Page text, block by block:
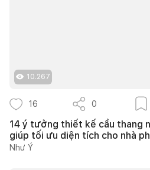
10.267
16 0
14 ý tưởng thiết kế cầu thang
giúp tối ưu diện tích cho nhà
Như Ý